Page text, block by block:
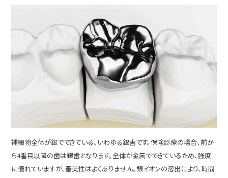
補綴物全体が銀でできている、いわゆる銀歯です。保険診療の場合、前か
ら4番目以降の歯は銀歯となります。全体が金属でできているため、強度
に優れていますが、審美性はよくありません。銀イオンの溶出により、時間